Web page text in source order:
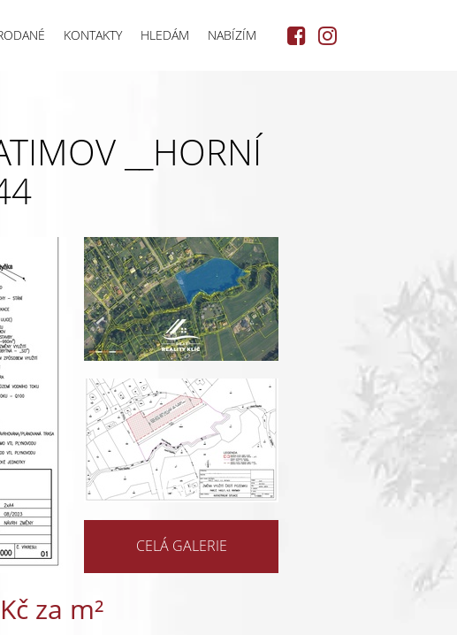
KONTAKTY HLEDÁM NABÍZÍM
__HORNÍ
CELÁ GALERIE
za m²